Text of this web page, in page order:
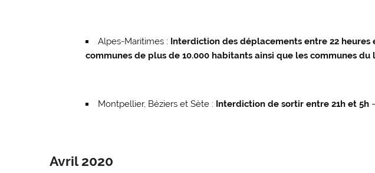
Alpes-Maritimes : Interdiction des déplacements entre 22 heures
communes de plus de 10.000 habitants ainsi que les communes
Montpellier, Béziers et Sète : Interdiction de sortir entre 21h et 5h
Avril 2020